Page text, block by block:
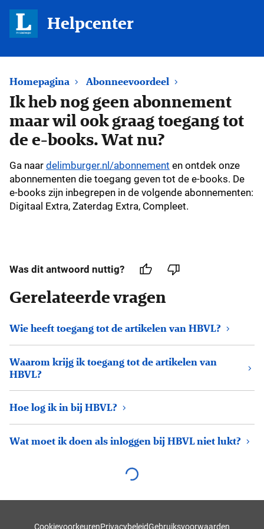
Helpcenter
Homepagina Abonneevoordeel
Ik heb nog geen abonnement
maar wil ook graag toegang tot
de e-books. Wat nu?
Ga naar delimburger.nl/abonnement en ontdek onze
abonnementen die toegang geven tot de e-books. De
e-books zijn inbegrepen in de volgende abonnementen:
Digitaal Extra, Zaterdag Extra, Compleet.
Was dit antwoord nuttig?
Gerelateerde vragen
Wie heeft toegang tot de artikelen van HBVL?
Waarom krijg ik toegang tot de artikelen van
HBVL?
Hoe log ik in bij HBVL?
Wat moet ik doen als inloggen bij HBVL niet lukt?
CookievoorkeurenPrivacybeleidGebruiksvoorwaarden